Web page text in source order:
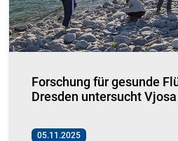
Forschung für gesunde
Dresden untersucht Vjosa
05.11.2025